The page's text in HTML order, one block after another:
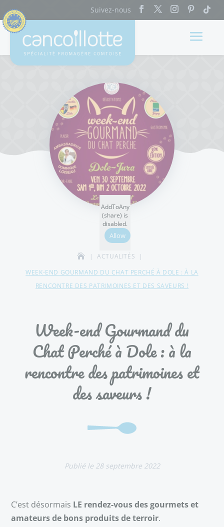
AddToAny
(share) is
disabled.
Allow
ACTUALITÉS
WEEK-END GOURMAND DU CHAT PERCHÉ À DOLE : À LA
RENCONTRE DES PATRIMOINES ET DES SAVEURS !
Week-end Gourmand du
Chat Perché à Dole : à la
rencontre des patrimoines et
des saveurs !
28 septembre 2022
C’est désormais LE rendez-vous des gourmets et
amateurs de bons produits de terroir.